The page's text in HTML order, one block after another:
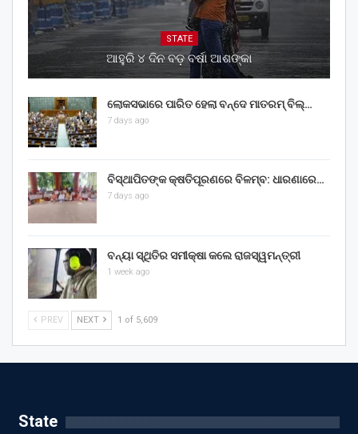
STATE
ଆହୁରି ୪ ଦିନ ବଡ଼ ବର୍ଷା ଆଶଙ୍କା
ଲୋକସଭାରେ ପାରିତ ହେଲା ବନ୍ଦେ ମାତରମ୍‌ ବିଲ୍‌…
7 days ago
ବିସ୍ଥାପିତଙ୍କ କ୍ଷତିପୂରଣରେ ବିଳମ୍ବ: ଧାରଣାରେ…
7 days ago
ବନ୍ୟା ସ୍ଥିତିର ସମୀକ୍ଷା କଲେ ରାଜସ୍ୱମନ୍ତ୍ରୀ
1 week ago
PREV NEXT 1 of 5,609
State